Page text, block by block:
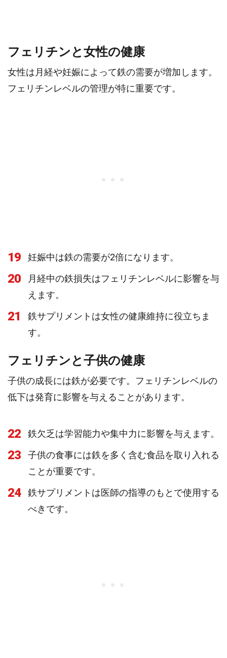
フェリチンと女性の健康
女性は月経や妊娠によって鉄の需要が増加します。
フェリチンレベルの管理が特に重要です。
19 妊娠中は鉄の需要が2倍になります。
20
月経中の鉄損失はフェリチンレベルに影響を与
えます。
21
鉄サプリメントは女性の健康維持に役立ちま
す。
フェリチンと子供の健康
子供の成長には鉄が必要です。フェリチンレベルの
低下は発育に影響を与えることがあります。
22 鉄欠乏は学習能力や集中力に影響を与えます。
23
子供の食事には鉄を多く含む食品を取り入れる
ことが重要です。
24
鉄サプリメントは医師の指導のもとで使用する
べきです。